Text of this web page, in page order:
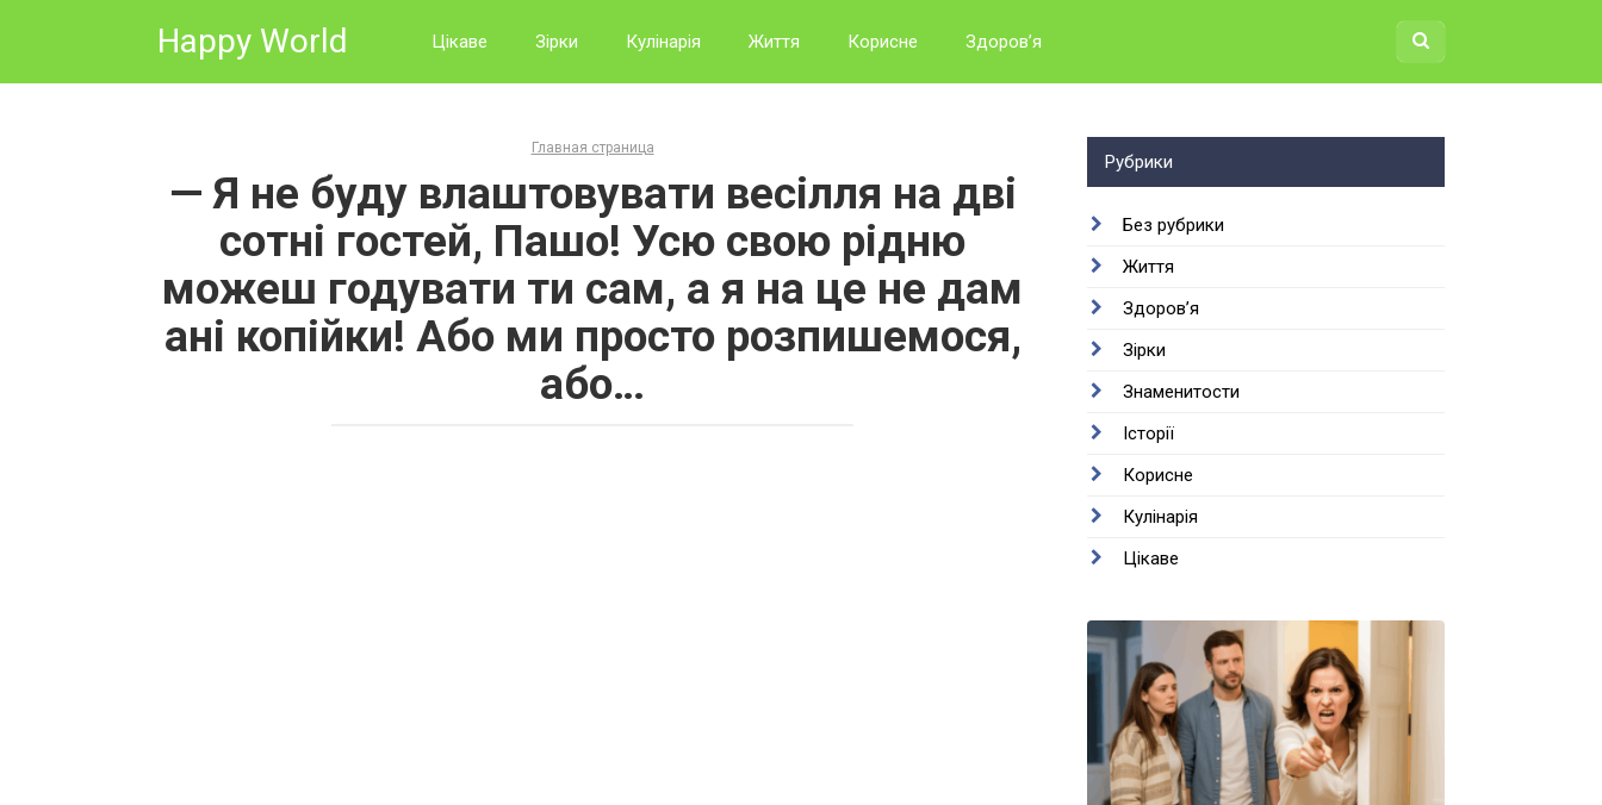
Happy World Цікаве Зірки Кулінарія Життя Корисне Здоров’я
Главная страница
— Я не буду влаштовувати весілля на дві
сотні гостей, Пашо! Усю свою рідню
можеш годувати ти сам, а я на це не дам
ані копійки! Або ми просто розпишемося,
або…
Рубрики
Без рубрики
Життя
Здоров’я
Зірки
Знаменитости
Історії
Корисне
Кулінарія
Цікаве